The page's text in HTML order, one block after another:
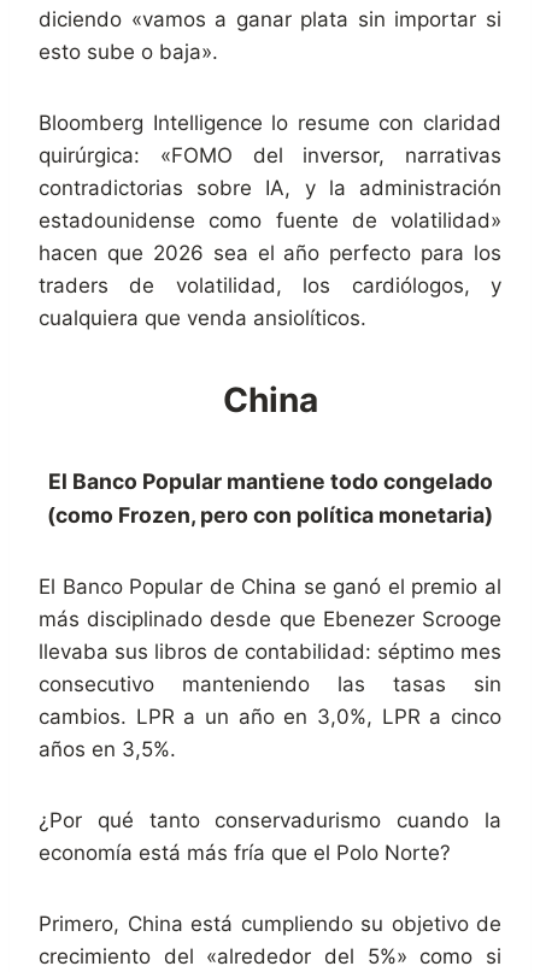
diciendo «vamos a ganar plata sin importar si
esto sube o baja».
Bloomberg Intelligence lo resume con claridad
quirúrgica: «FOMO del inversor, narrativas
contradictorias sobre IA, y la administración
estadounidense como fuente de volatilidad»
hacen que 2026 sea el año perfecto para los
traders de volatilidad, los cardiólogos, y
cualquiera que venda ansiolíticos.
China
El Banco Popular mantiene todo congelado
(como Frozen, pero con política monetaria)
El Banco Popular de China se ganó el premio al
más disciplinado desde que Ebenezer Scrooge
llevaba sus libros de contabilidad: séptimo mes
consecutivo manteniendo las tasas sin
cambios. LPR a un año en 3,0%, LPR a cinco
años en 3,5%.
¿Por qué tanto conservadurismo cuando la
economía está más fría que el Polo Norte?
Primero, China está cumpliendo su objetivo de
crecimiento del «alrededor del 5%» como si